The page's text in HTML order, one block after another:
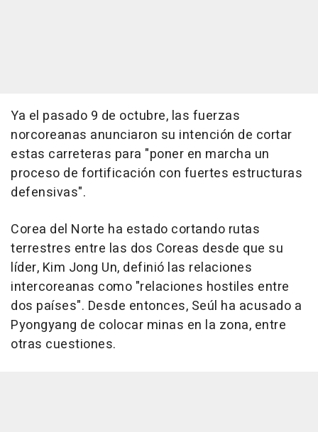
Ya el pasado 9 de octubre, las fuerzas
norcoreanas anunciaron su intención de cortar
estas carreteras para "poner en marcha un
proceso de fortificación con fuertes estructuras
defensivas".
Corea del Norte ha estado cortando rutas
terrestres entre las dos Coreas desde que su
líder, Kim Jong Un, definió las relaciones
intercoreanas como "relaciones hostiles entre
dos países". Desde entonces, Seúl ha acusado a
Pyongyang de colocar minas en la zona, entre
otras cuestiones.